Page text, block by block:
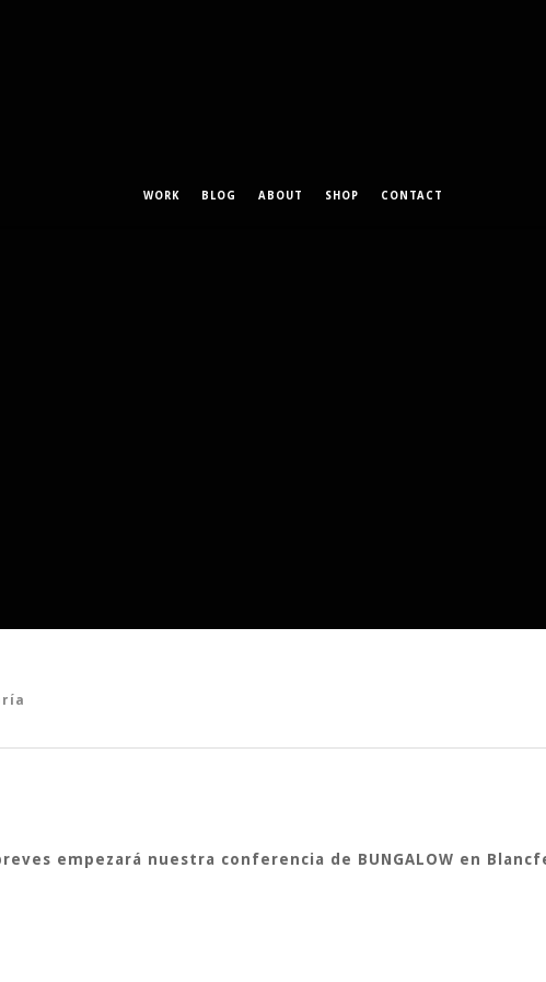
WORK BLOG ABOUT SHOP CONTACT
empezará nuestra conferencia de BUNGALOW en